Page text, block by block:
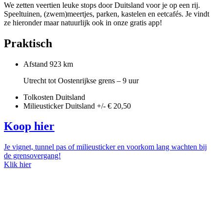
We zetten veertien leuke stops door Duitsland voor je op een rij.
Speeltuinen, (zwem)meertjes, parken, kastelen en eetcafés. Je vindt
ze hieronder maar natuurlijk ook in onze gratis app!
Praktisch
Afstand 923 km
Utrecht tot Oostenrijkse grens – 9 uur
Tolkosten Duitsland
Milieusticker Duitsland +/- € 20,50
Koop hier
Je vignet, tunnel pas of milieusticker en voorkom lang wachten bij
de grensovergang!
Klik hier